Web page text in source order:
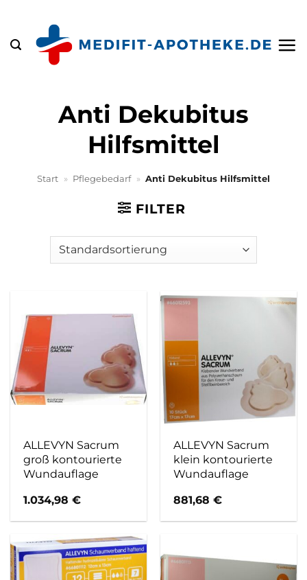
springen
Anti Dekubitus
Hilfsmittel
Start » Pflegebedarf » Anti Dekubitus Hilfsmittel
FILTER
ALLEVYN Sacrum
groß kontourierte
Wundauflage
1.034,98€
ALLEVYN Sacrum
klein kontourierte
Wundauflage
881,68€